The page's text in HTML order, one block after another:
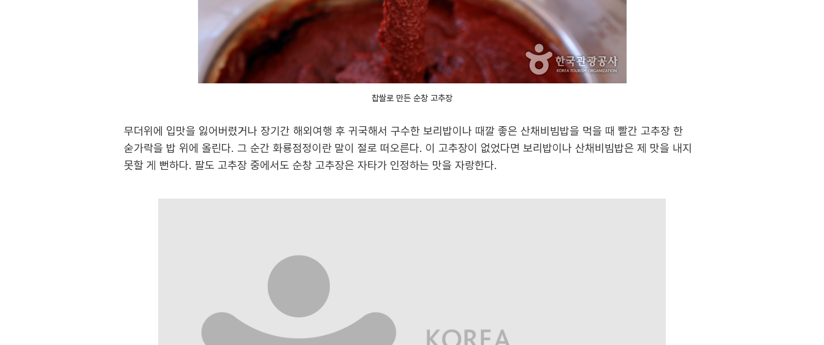
찹쌀로 만든 순창 고추장
무더위에 입맛을 잃어버렸거나 장기간 해외여행 후 귀국해서 구수한 보리밥이나 때깔 좋은 산채비빔밥을 먹을 때 빨간 고추장 한
숟가락을 밥 위에 올린다. 그 순간 화룡점정이란 말이 절로 떠오른다. 이 고추장이 없었다면 보리밥이나 산채비빔밥은 제 맛을 내지
못할 게 뻔하다. 팔도 고추장 중에서도 순창 고추장은 자타가 인정하는 맛을 자랑한다.